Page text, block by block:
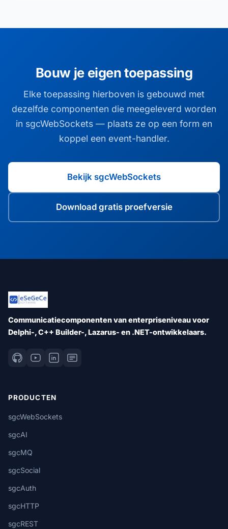
Bouw je eigen toepassing
Elke toepassing hierboven is gebouwd met
dezelfde componenten die meegeleverd worden
in sgcWebSockets — plaats ze op een form en
koppel een event-handler.
Bekijk sgcWebSockets
Download gratis proefversie
Communicatiecomponenten van enterpriseniveau voor
Delphi-, C++ Builder-, Lazarus- en .NET-ontwikkelaars.
PRODUCTEN
sgcWebSockets
sgcAI
sgcMQ
sgcSocial
sgcAuth
sgcHTTP
sgcREST